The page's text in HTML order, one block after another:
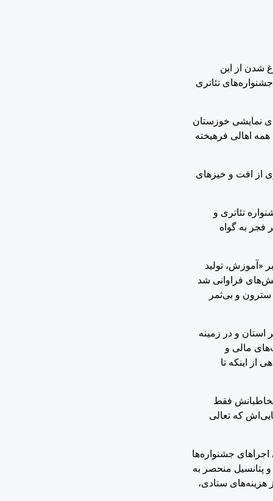
شدن از این
اجرایی جشنواره‌های تئاتری
نمایشی خوزستان
اهالی فرهیخته
از افت و خیزهای
تئاتری و
فجر به گواه
«آموزش، تولید
فراوانی شد
سترون و بی‌ثمر
استان و در زمینه
مالی و
از اینکه تا
مخاطبانش فقط
که تعالی
جشنواره‌ها
پتانسیل منحصر به
ستادی،